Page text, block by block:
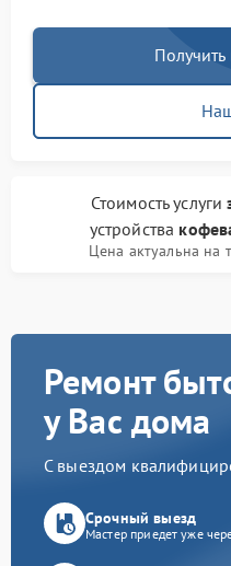
Получить
Стоимость услуги
устройства
Цена актуальна на
Ремонт
у Вас дома
С выездом
Срочный выезд
Мастер приедет уже